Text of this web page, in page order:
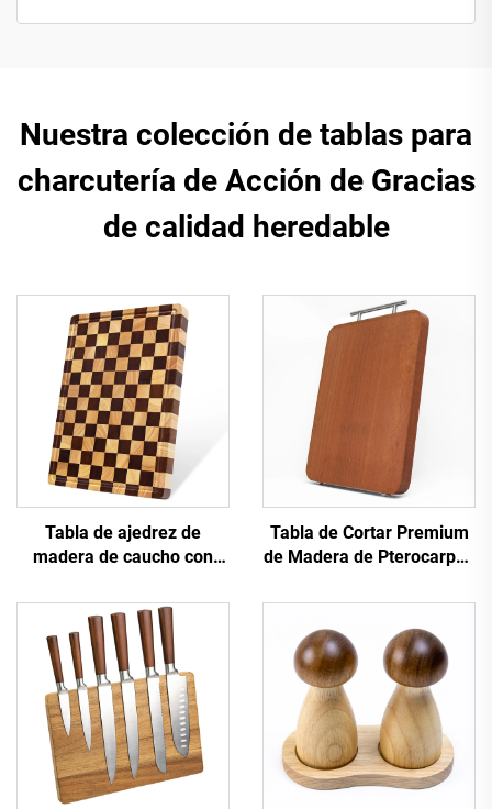
Nuestra colección de tablas para
charcutería de Acción de Gracias
de calidad heredable
Tabla de ajedrez de
madera de caucho con
cortar
Tabla de Cortar Premium
de Madera de Pterocarpus